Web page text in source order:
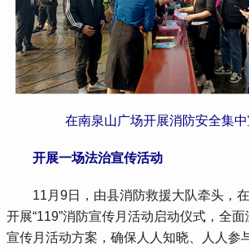
在南泉山广场开展消防安全集
开展一场法治宣传活动
11月9日，由县消防救援大队牵头，在
开展“119”消防宣传月活动启动仪式，全面
宣传月活动方案，确保人人知晓、人人参